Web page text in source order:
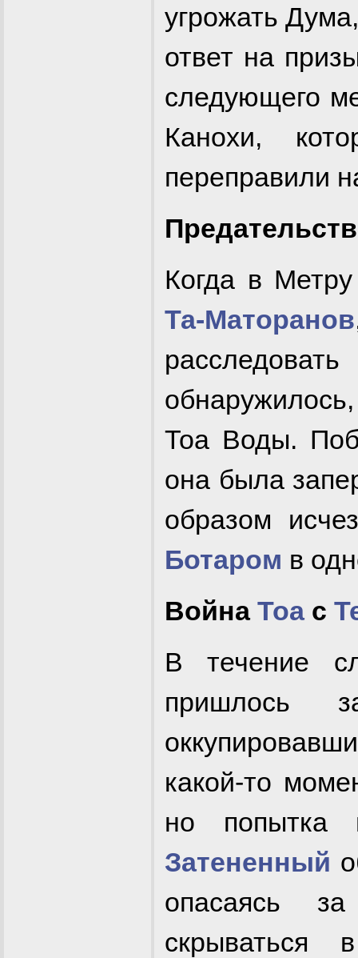
угрожать
ответ на
следующего
Канохи,
переправили
Когда в
Та-Маторанов
Тоа Воды.
она была
образом
Ботаром в
Война Тоа с
В течение
пришлось
какой-то
но попытка
Затененный
опасаясь
скрываться